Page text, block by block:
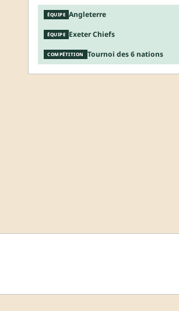
ÉQUIPE Angleterre
ÉQUIPE Exeter Chiefs
COMPÉTITION Tournoi des 6 nations